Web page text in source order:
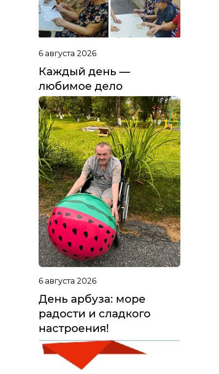
6 августа 2026
Каждый день —
любимое дело
6 августа 2026
День арбуза: море
радости и сладкого
настроения!